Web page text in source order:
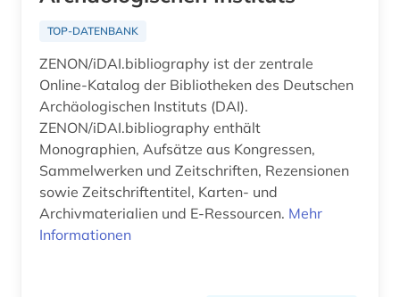
TOP-DATENBANK
ZENON/iDAI.bibliography ist der zentrale
Online-Katalog der Bibliotheken des Deutschen
Archäologischen Instituts (DAI).
ZENON/iDAI.bibliography enthält
Monographien, Aufsätze aus Kongressen,
Sammelwerken und Zeitschriften, Rezensionen
sowie Zeitschriftentitel, Karten- und
Archivmaterialien und E-Ressourcen. Mehr
Informationen